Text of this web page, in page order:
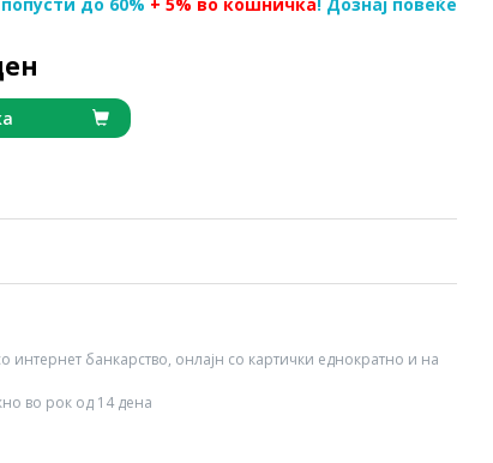
интернет банкарство, онлајн со картички еднократно и на
во рок од 14 дена